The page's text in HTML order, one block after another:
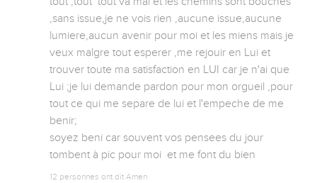
,sans issue,je ne vois rien ,aucune issue,aucune
lumiere,aucun avenir pour moi et les miens mais je
veux malgre tout esperer ,me rejouir en Lui et
trouver toute ma satisfaction en LUI car je n'ai que
Lui ;je lui demande pardon pour mon orgueil ,pour
tout ce qui me separe de lui et l'empeche de me
benir;
soyez beni car souvent vos pensees du jour
tombent à pic pour moi  et me font du bien
12 personnes ont dit Amen